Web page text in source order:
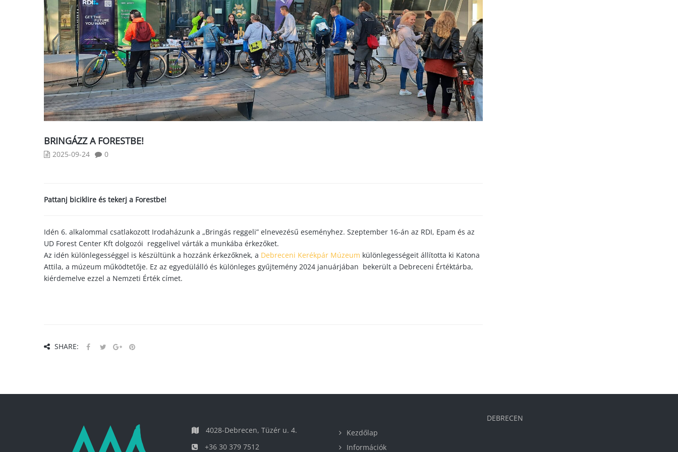
BRINGÁZZ A FORESTBE!
2025-09-24 0
Pattanj biciklire és tekerj a Forestbe!
Idén 6. alkalommal csatlakozott Irodaházunk a „Bringás reggeli” elnevezésű eseményhez. Szeptember 16-án az RDI, Epam és az
UD Forest Center Kft dolgozói reggelivel várták a munkába érkezőket.
Az idén különlegességgel is készültünk a hozzánk érkezőknek, a Debreceni Kerékpár Múzeum különlegességeit állította ki Katona
Attila, a múzeum működtetője. Ez az egyedülálló és különleges gyűjtemény 2024 januárjában bekerült a Debreceni Értéktárba,
kiérdemelve ezzel a Nemzeti Érték címet.
SHARE:
4028-Debrecen, Tüzér u. 4.
+36 30 379 7512
Kezdőlap
Információk
DEBRECEN